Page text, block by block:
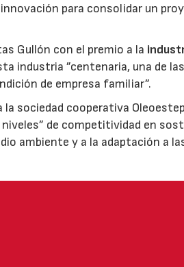
para consolidar un
Gullón con el premio a la
industria ”centenaria, una de
de empresa familiar”.
la sociedad cooperativa
de competitividad en
ambiente y a la adaptación a